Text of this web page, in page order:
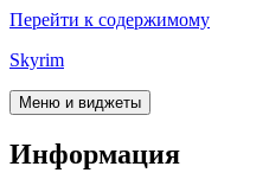
Перейти к содержимому
Skyrim
Меню и виджеты
Информация